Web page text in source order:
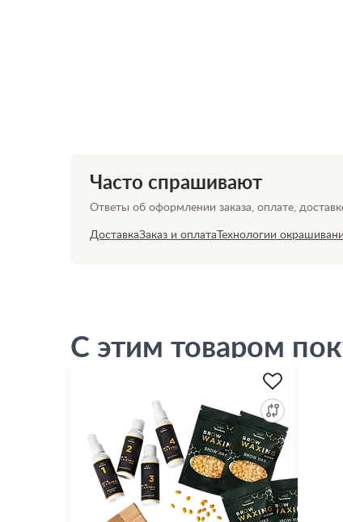
Часто спрашивают
Ответы об оформлении заказа, оплате,
ДоставкаЗаказ и оплата Технологии
С этим товаром